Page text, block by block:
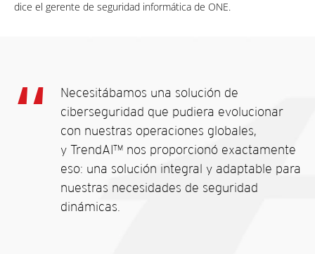
dice el gerente de seguridad informática de ONE.
Necesitábamos una solución de
ciberseguridad que pudiera evolucionar
con nuestras operaciones globales,
y TrendAI™ nos proporcionó exactamente
eso: una solución integral y adaptable para
nuestras necesidades de seguridad
dinámicas.